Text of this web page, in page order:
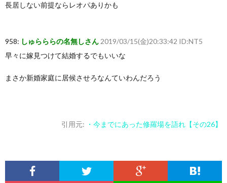
長居しない前提ならレオパありかも
958: しゅらららの名無しさん 2019/03/15(金)20:33:42 ID:NT5
早々に嫁見つけて結婚するでもいいな
まさか新婚家庭に居候させろなんていわんだろう
引用元: ・今までにあった修羅場を語れ【その26】